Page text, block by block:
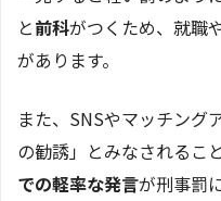
と前科がつくため、就職
があります。
また、SNSやマッチング
の勧誘」とみなされるこ
での軽率な発言が刑事罰